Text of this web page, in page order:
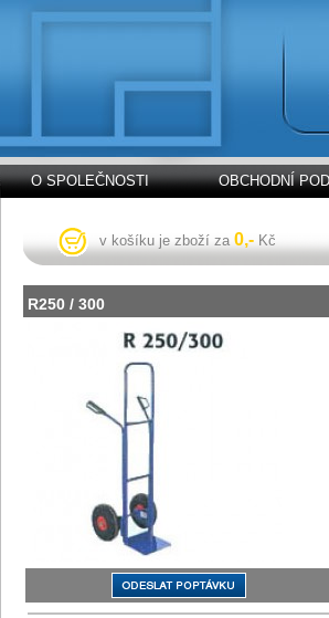
O SPOLEČNOSTI OBCHODNÍ
v košíku je zboží za 0,- Kč
R250 / 300